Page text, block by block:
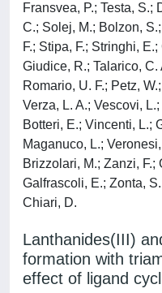
Fransvea, P.; Testa, S.;
C.; Solej, M.; Bolzon,
F.; Stipa, F.; Stringhi,
Giudice, R.; Talarico, C.
Romario, U. F.; Petz,
Verza, L. A.; Vescovi,
Botteri, E.; Vincenti, L.;
Maganuco, L.;
Brizzolari, M.; Zanzi, F.;
Galfrascoli, E.; Zonta,
Chiari, D.
Lanthanides(III)
formation with
effect of ligand